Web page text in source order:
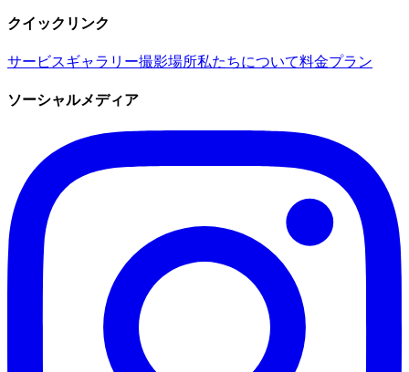
クイックリンク
サービスギャラリー撮影場所私たちについて料金プラン
ソーシャルメディア